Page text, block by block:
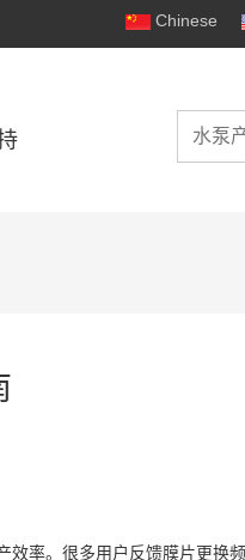
Chinese
率。很多用户反馈膜片更换